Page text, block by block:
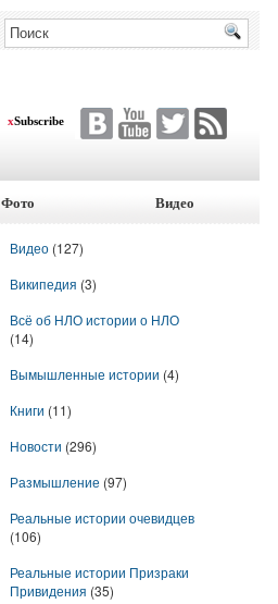
xSubscribe
Фото Видео
Видео (127)
Википедия (3)
Всё об НЛО истории о НЛО
(14)
Вымышленные истории (4)
Книги (11)
Новости (296)
Размышление (97)
Реальные истории очевидцев
(106)
Реальные истории Призраки
Привидения (35)